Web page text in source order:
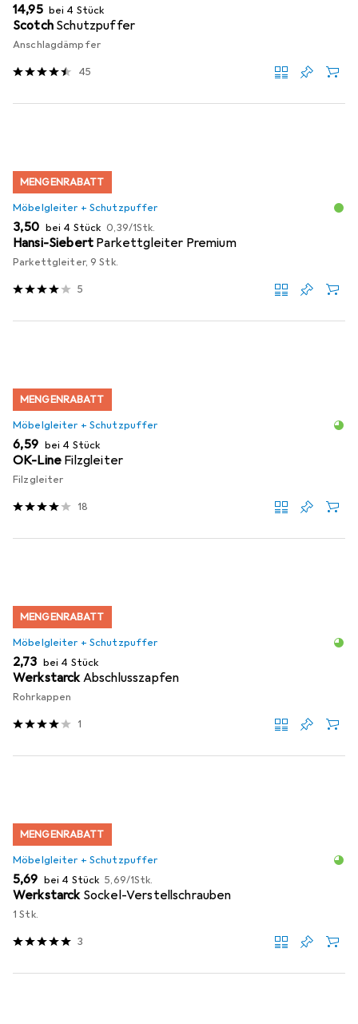
EUR
14,95 bei 4 Stück
Scotch Schutzpuffer
Anschlagdämpfer
45
MENGENRABATT
Möbelgleiter + Schutzpuffer
EUR
3,50 bei 4 Stück EUR
0,39/1Stk.
Hansi-Siebert Parkettgleiter Premium
Parkettgleiter, 9 Stk.
5
MENGENRABATT
Möbelgleiter + Schutzpuffer
EUR
6,59 bei 4 Stück
OK-Line Filzgleiter
Filzgleiter
18
MENGENRABATT
Möbelgleiter + Schutzpuffer
EUR
2,73 bei 4 Stück
WerkstarckAbschlusszapfen
Rohrkappen
1
MENGENRABATT
Möbelgleiter + Schutzpuffer
EUR
5,69 bei 4 Stück EUR
5,69/1Stk.
Werkstarck Sockel-Verstellschrauben
1 Stk.
3